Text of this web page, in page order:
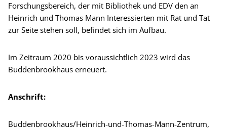
Forschungsbereich, der mit Bibliothek und EDV den an
Heinrich und Thomas Mann Interessierten mit Rat und Tat
zur Seite stehen soll, befindet sich im Aufbau.
Im Zeitraum 2020 bis voraussichtlich 2023 wird das
Buddenbrookhaus erneuert.
Anschrift:
Buddenbrookhaus/Heinrich-und-Thomas-Mann-Zentrum,